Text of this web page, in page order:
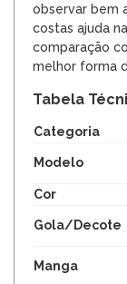
observar bem
costas ajuda
comparação
melhor forma
Tabela
Categoria
Modelo
Cor
Gola/Decote
Manga